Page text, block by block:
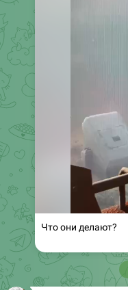
Что они делают?